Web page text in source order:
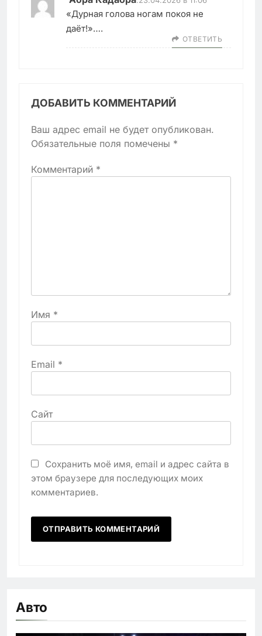
«Дурная голова ногам покоя не
даёт!»….
ОТВЕТИТЬ
ДОБАВИТЬ КОММЕНТАРИЙ
Ваш адрес email не будет опубликован.
Обязательные поля помечены *
Комментарий *
Имя *
Email *
Сайт
Сохранить моё имя, email и адрес сайта в
этом браузере для последующих моих
комментариев.
Авто